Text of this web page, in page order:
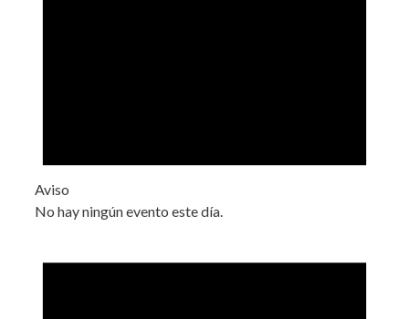
Aviso
No hay ningún evento este día.